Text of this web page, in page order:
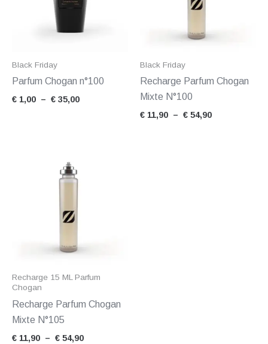
Black Friday
Parfum Chogan n°100
€ 1,00 – € 35,00
Black Friday
Recharge Parfum Chogan
Mixte N°100
€ 11,90 – € 54,90
Recharge 15 ML Parfum
Chogan
Recharge Parfum Chogan
Mixte N°105
€ 11,90 – € 54,90